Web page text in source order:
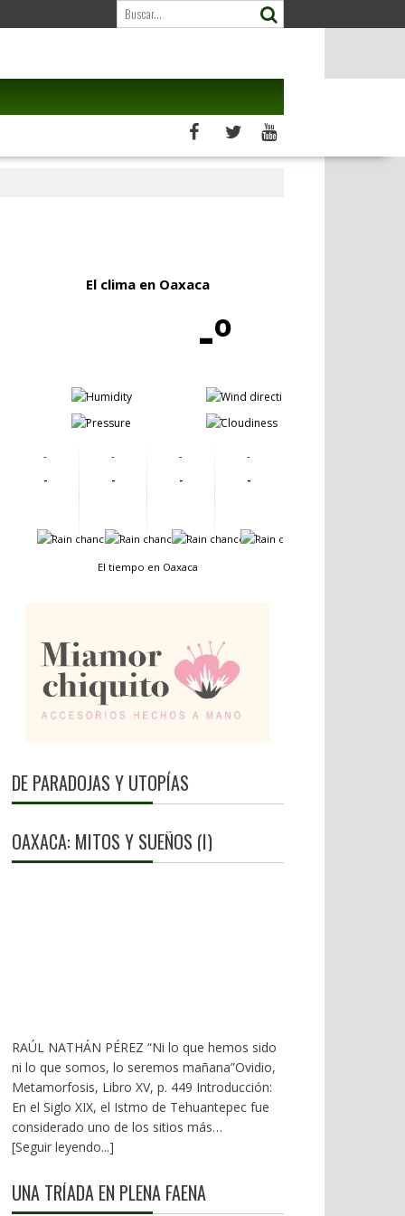
El clima en Oaxaca
-º
-
-
-
-
-
-
-
-
-
-
-
-
-
-
-
-
El tiempo en Oaxaca
DE PARADOJAS Y UTOPÍAS
OAXACA: MITOS Y SUEÑOS (I)
RAÚL NATHÁN PÉREZ “Ni lo que hemos sido
ni lo que somos, lo seremos mañana”Ovidio,
Metamorfosis, Libro XV, p. 449 Introducción:
En el Siglo XIX, el Istmo de Tehuantepec fue
considerado uno de los sitios más
estratégicos a nivel mundial. En la mira de los
emanados del PRI iniciaron una serie de
[Seguir leyendo...]
UNA TRÍADA EN PLENA FAENA